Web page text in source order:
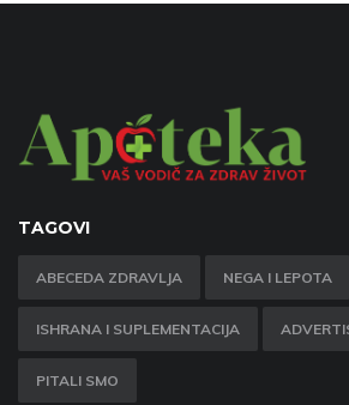
TAGOVI
ABECEDA ZDRAVLJA NEGA I LEPOTA
ISHRANA I SUPLEMENTACIJA
PITALI SMO